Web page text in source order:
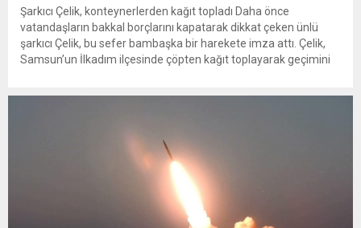
Şarkıcı Çelik, konteynerlerden kağıt topladı Daha önce
vatandaşların bakkal borçlarını kapatarak dikkat çeken ünlü
şarkıcı Çelik, bu sefer bambaşka bir harekete imza attı. Çelik,
Samsun’un İlkadım ilçesinde çöpten kağıt toplayarak geçimini